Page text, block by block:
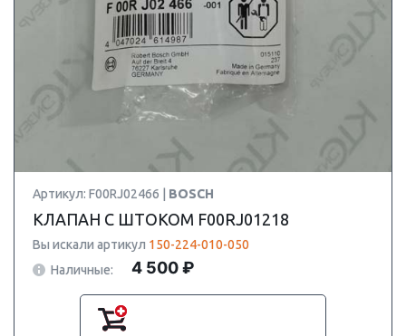
Артикул: F00RJ02466 | BOSCH
КЛАПАН С ШТОКОМ F00RJ01218
Вы искали артикул 150-224-010-050
Наличные:
4 500 ₽